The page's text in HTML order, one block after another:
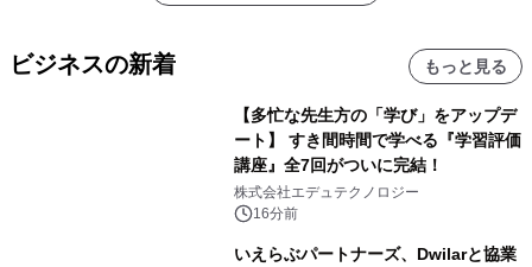
ビジネスの新着 もっと見る
【多忙な先生方の「学び」をアップデ
ート】 すき間時間で学べる『学習評価
講座』全7回がついに完結！
株式会社エデュテクノロジー
16分前
いえらぶパートナーズ、Dwilarと協業